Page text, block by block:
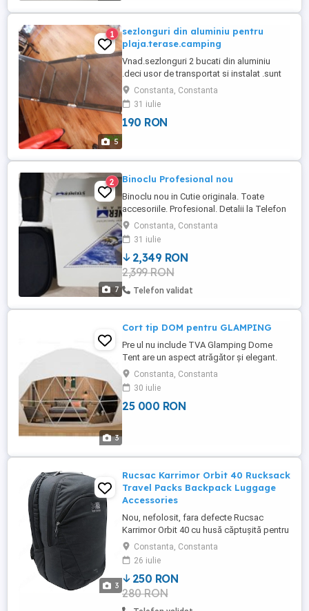
5
1
sezlonguri din aluminiu pentru
plaja.terase.camping
Vnad.sezlonguri 2 bucati din aluminiu
.deci usor de transportat si instalat .sunt
aproape noi dupa cum se vede in poze.au
si parasolar .pret 190 lei buc.decta sa dai
50 - 80 lei pe zi pentru un sezlong la vara
pe plaja .mai bine vi tu cu el si te mai
Constanta, Constanta
31 iulie
190 RON
7
2 Binoclu Profesional nou
Binoclu nou in Cutie originala. Toate
accesoriile. Profesional. Detalii la Telefon
sau mesaje.
Constanta, Constanta
31 iulie
2,349 RON
2,399 RON
Telefon validat
3
Cort tip DOM pentru GLAMPING
Pre ul nu include TVA Glamping Dome
Tent are un aspect atrăgător și elegant.
Este ușor de echipat complet cu facilități
de uz casnic, electrocasnice, ustensile de
bucătărie și poate fi instalat cu ușurință
peste tot pentru a oferi o experiență de
Constanta, Constanta
30 iulie
25 000 RON
3
Rucsac Karrimor Orbit 40 Rucksack
Travel Packs Backpack Luggage
Accessories
Nou, nefolosit, fara defecte Rucsac
Karrimor Orbit 40 cu husă căptușită pentru
laptop și buzunare multiple pentru
organizare, 2 compartimente suplimentare
pentru fișiere directoare A4 sau peste
noapte gimnastică. trusa. > > Rucsac >
Capacitate: 40L > Sistem spate: turnat >
Buzunare: compartiment laptop ...
Constanta, Constanta
26 iulie
250 RON
280 RON